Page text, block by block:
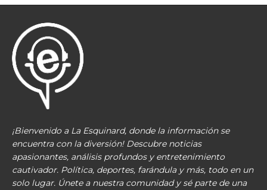
¡Bienvenido a La Esquinard, donde la información se
encuentra con la diversión! Descubre noticias
apasionantes, análisis profundos y entretenimiento
cautivador. Política, deportes, farándula y más, todo en un
solo lugar. Únete a nuestra comunidad y sé parte de una